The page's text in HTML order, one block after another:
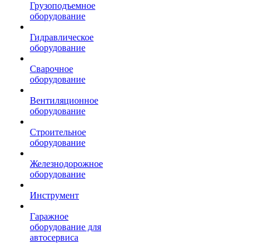
Грузоподъемное
оборудование
Гидравлическое
оборудование
Сварочное
оборудование
Вентиляционное
оборудование
Строительное
оборудование
Железнодорожное
оборудование
Инструмент
Гаражное
оборудование для
автосервиса